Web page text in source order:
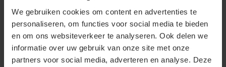
We gebruiken cookies om content en advertenties te
personaliseren, om functies voor social media te bieden
en om ons websiteverkeer te analyseren. Ook delen we
informatie over uw gebruik van onze site met onze
partners voor social media, adverteren en analyse. Deze
Eigenschap: Winddicht
1838
PERSONALISEER
Eigenschap: Winddicht
6216
PERSONALISEER